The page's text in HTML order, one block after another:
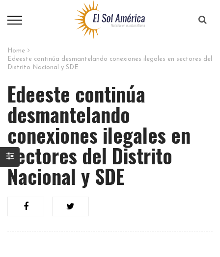
Home
Edeeste continúa desmantelando conexiones ilegales en sectores del
Distrito Nacional y SDE
Edeeste continúa
desmantelando
conexiones ilegales en
sectores del Distrito
Nacional y SDE